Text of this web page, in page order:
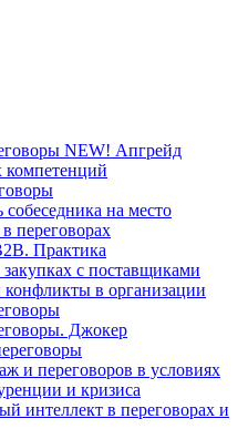
NEW! Апгрейд
компетенций
собеседника на место
переговорах
Практика
с поставщиками
в организации
Джокер
и переговоров в условиях
и кризиса
интеллект в переговорах и